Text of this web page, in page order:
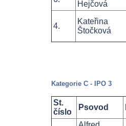
Hejčová
4.
Kateřina
Štočková
Kategorie C - IPO 3
St.
číslo
Psovod